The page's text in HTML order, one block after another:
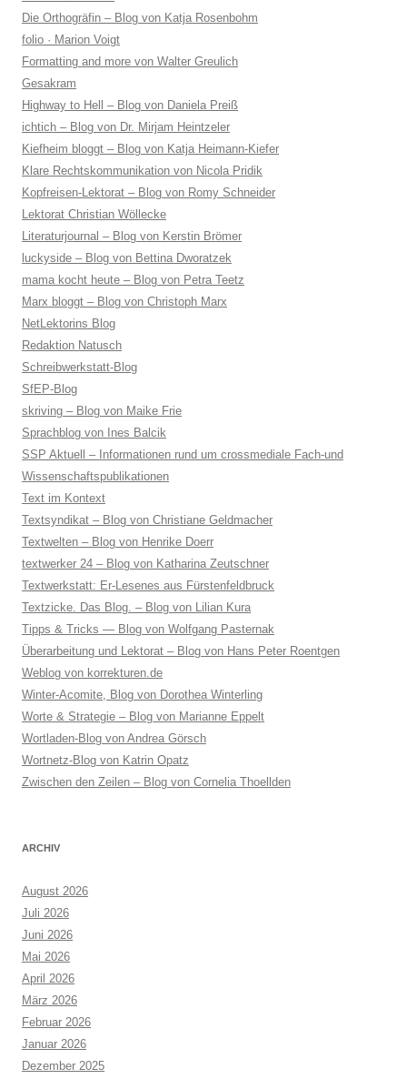
Die Orthogräfin – Blog von Katja Rosenbohm
folio · Marion Voigt
Formatting and more von Walter Greulich
Gesakram
Highway to Hell – Blog von Daniela Preiß
ichtich – Blog von Dr. Mirjam Heintzeler
Kiefheim bloggt – Blog von Katja Heimann-Kiefer
Klare Rechtskommunikation von Nicola Pridik
Kopfreisen-Lektorat – Blog von Romy Schneider
Lektorat Christian Wöllecke
Literaturjournal – Blog von Kerstin Brömer
luckyside – Blog von Bettina Dworatzek
mama kocht heute – Blog von Petra Teetz
Marx bloggt – Blog von Christoph Marx
NetLektorins Blog
Redaktion Natusch
Schreibwerkstatt-Blog
SfEP-Blog
skriving – Blog von Maike Frie
Sprachblog von Ines Balcik
SSP Aktuell – Informationen rund um crossmediale Fach-und
Wissenschaftspublikationen
Text im Kontext
Textsyndikat – Blog von Christiane Geldmacher
Textwelten – Blog von Henrike Doerr
textwerker 24 – Blog von Katharina Zeutschner
Textwerkstatt: Er-Lesenes aus Fürstenfeldbruck
Textzicke. Das Blog. – Blog von Lilian Kura
Tipps & Tricks — Blog von Wolfgang Pasternak
Überarbeitung und Lektorat – Blog von Hans Peter Roentgen
Weblog von korrekturen.de
Winter-Acomite, Blog von Dorothea Winterling
Worte & Strategie – Blog von Marianne Eppelt
Wortladen-Blog von Andrea Görsch
Wortnetz-Blog von Katrin Opatz
Zwischen den Zeilen – Blog von Cornelia Thoellden
ARCHIV
August 2026
Juli 2026
Juni 2026
Mai 2026
April 2026
März 2026
Februar 2026
Januar 2026
Dezember 2025